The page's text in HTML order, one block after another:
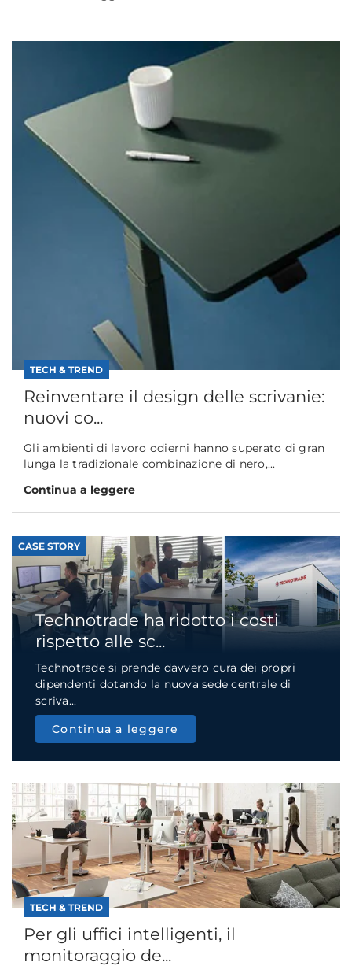
TECH & TREND
Reinventare il design delle scrivanie:
nuovi co...
Gli ambienti di lavoro odierni hanno superato di gran
lunga la tradizionale combinazione di nero,...
Continua a leggere
CASE STORY
Technotrade ha ridotto i costi
rispetto alle sc...
Technotrade si prende davvero cura dei propri
dipendenti dotando la nuova sede centrale di
scriva...
Continua a leggere
TECH & TREND
Per gli uffici intelligenti, il
monitoraggio de...